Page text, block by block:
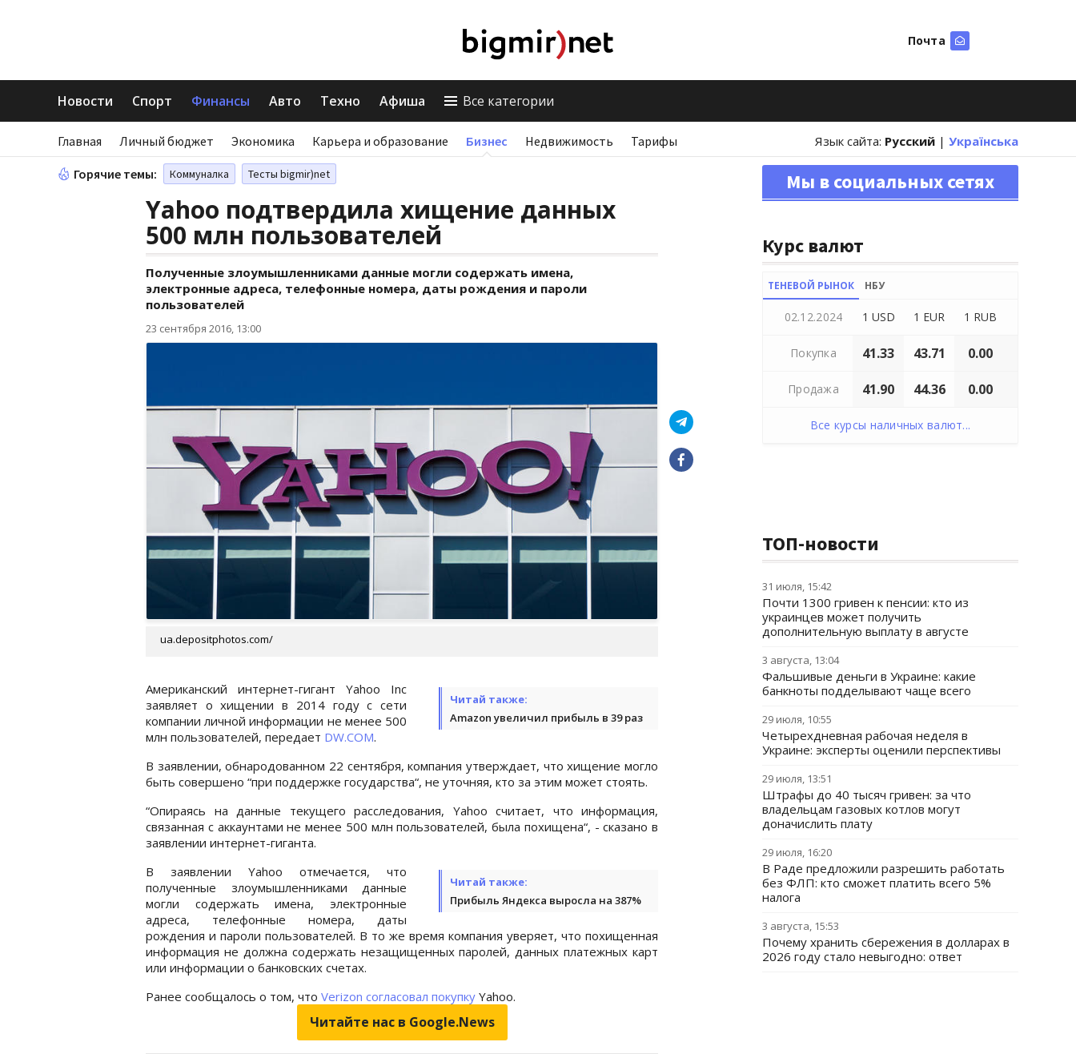
Почта
Новости Спорт Финансы Авто Техно Афиша Все категории
Главная Личный бюджет Экономика Карьера и образование Бизнес Недвижимость Тарифы Язык сайта: Русский | Українська
Горячие темы: Коммуналка Тесты bigmir)net
Yahoo подтвердила хищение данных
500 млн пользователей
Полученные злоумышленниками данные могли содержать имена,
электронные адреса, телефонные номера, даты рождения и пароли
пользователей
23 сентября 2016, 13:00
ua.depositphotos.com/
Читай также:
Amazon увеличил прибыль в 39 раз
Американский интернет-гигант Yahoo Inc
заявляет о хищении в 2014 году с сети
компании личной информации не менее 500
млн пользователей, передает DW.COM.
В заявлении, обнародованном 22 сентября, компания утверждает, что хищение могло
быть совершено “при поддержке государства“, не уточняя, кто за этим может стоять.
“Опираясь на данные текущего расследования, Yahoo считает, что информация,
связанная с аккаунтами не менее 500 млн пользователей, была похищена“, - сказано в
заявлении интернет-гиганта.
Читай также:
Прибыль Яндекса выросла на 387%
В заявлении Yahoo отмечается, что
полученные злоумышленниками данные
могли содержать имена, электронные
адреса, телефонные номера, даты
рождения и пароли пользователей. В то же время компания уверяет, что похищенная
информация не должна содержать незащищенных паролей, данных платежных карт
или информации о банковских счетах.
Ранее сообщалось о том, что Verizon согласовал покупку Yahoo.
Читайте нас в Google.News
Мы в социальных сетях
Курс валют
ТЕНЕВОЙ РЫНОК НБУ
02.12.2024 1 USD 1 EUR 1 RUB
Покупка 41.33 43.71 0.00
Продажа 41.90 44.36 0.00
Все курсы наличных валют...
ТОП-новости
31 июля, 15:42
Почти 1300 гривен к пенсии: кто из
украинцев может получить
дополнительную выплату в августе
3 августа, 13:04
Фальшивые деньги в Украине: какие
банкноты подделывают чаще всего
29 июля, 10:55
Четырехдневная рабочая неделя в
Украине: эксперты оценили перспективы
29 июля, 13:51
Штрафы до 40 тысяч гривен: за что
владельцам газовых котлов могут
доначислить плату
29 июля, 16:20
В Раде предложили разрешить работать
без ФЛП: кто сможет платить всего 5%
налога
3 августа, 15:53
Почему хранить сбережения в долларах в
2026 году стало невыгодно: ответ